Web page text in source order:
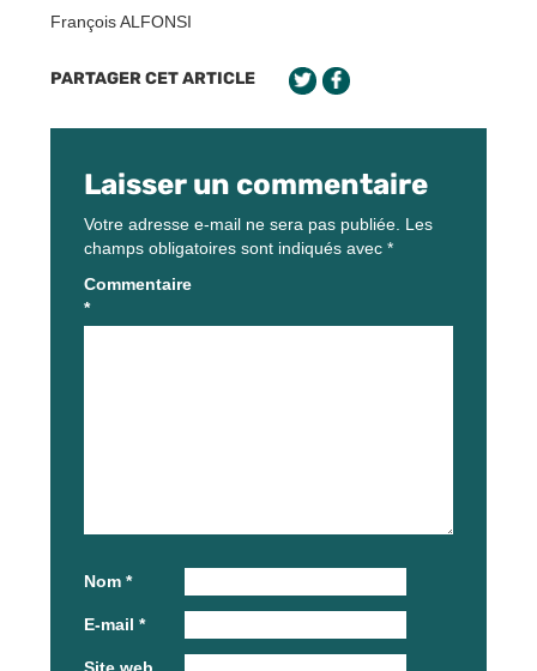
François ALFONSI
PARTAGER CET ARTICLE
Laisser un commentaire
Votre adresse e-mail ne sera pas publiée. Les
champs obligatoires sont indiqués avec *
Commentaire
*
Nom *
E-mail *
Site web